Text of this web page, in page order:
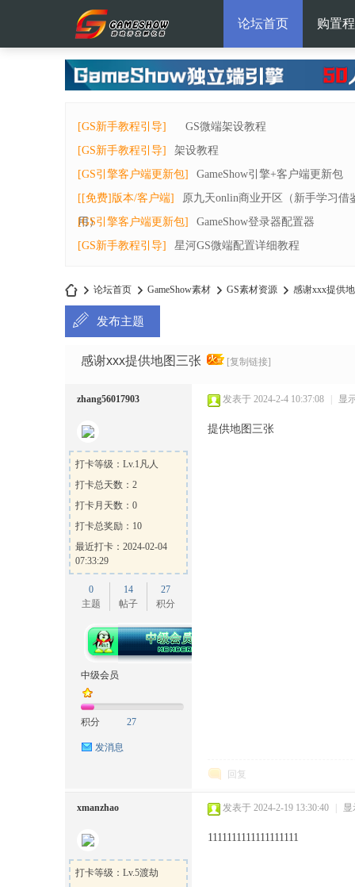
论坛首页 购置
[GS新手教程引导]
GS微端架设教程
[GS新手教程引导]
架设教程
[GS引擎客户端更新包]
GameShow引擎+客户端更新包
[[免费]版本/客户端]
原九天onlin商业开区（新手学习借
用）
[GS引擎客户端更新包]
GameShow登录器配置器
[GS新手教程引导]
星河GS微端配置详细教程
me
论坛首页
›
GameShow素材
›
GS素材资源 感谢xxx提供
发布主题
感谢xxx提供地图三张 [复制链接]
zhang56017903
打卡等级：Lv.1凡人
打卡总天数：2
打卡月天数：0
打卡总奖励：10
最近打卡：2024-02-04
07:33:29
0
主题
14
帖子
27
积分
中级会员
积分 27
发消息
发表于 2024-2-4 10:37:08 显
提供地图三张
回复
xmanzhao
打卡等级：Lv.5渡劫
发表于 2024-2-19 13:30:40 显
1111111111111111111